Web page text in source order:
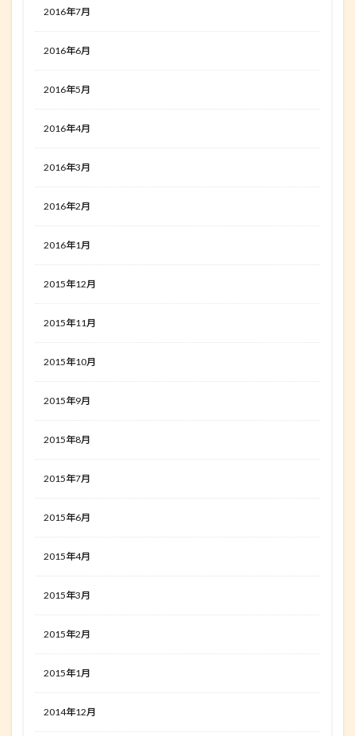
2016年7月
2016年6月
2016年5月
2016年4月
2016年3月
2016年2月
2016年1月
2015年12月
2015年11月
2015年10月
2015年9月
2015年8月
2015年7月
2015年6月
2015年4月
2015年3月
2015年2月
2015年1月
2014年12月